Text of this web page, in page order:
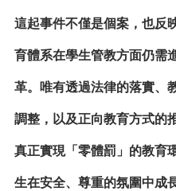
這起事件不僅是個案，也反
育體系在學生管教方面仍需
革。唯有透過法律的落實、
調整，以及正向教育方式的
真正實現「零體罰」的教育
生在安全、尊重的氛圍中成